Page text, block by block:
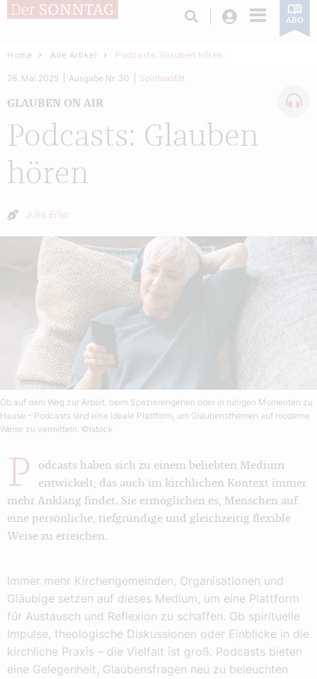
Login ABO
Home Alle Artikel Podcasts: Glauben hören
Podcasts: Glauben
hören
GLAUBEN ON AIR
26. Mai 2025 Ausgabe Nr. 30 Spiritualität
Autor:
Julia Erler
Ob auf dem Weg zur Arbeit, beim Spazierengehen oder in ruhigen Momenten zu
Hause – Podcasts sind eine ideale Plattform, um Glaubensthemen auf moderne
Weise zu vermitteln. ©istock
P
odcasts haben sich zu einem beliebten Medium
entwickelt, das auch im kirchlichen Kontext immer
mehr Anklang findet. Sie ermöglichen es, Menschen auf
eine persönliche, tiefgründige und gleichzeitig flexible
Weise zu erreichen.
Immer mehr Kirchengemeinden, Organisationen und
Gläubige setzen auf dieses Medium, um eine Plattform
für Austausch und Reflexion zu schaffen. Ob spirituelle
Impulse, theologische Diskussionen oder Einblicke in die
kirchliche Praxis – die Vielfalt ist groß. Podcasts bieten
eine Gelegenheit, Glaubensfragen neu zu beleuchten